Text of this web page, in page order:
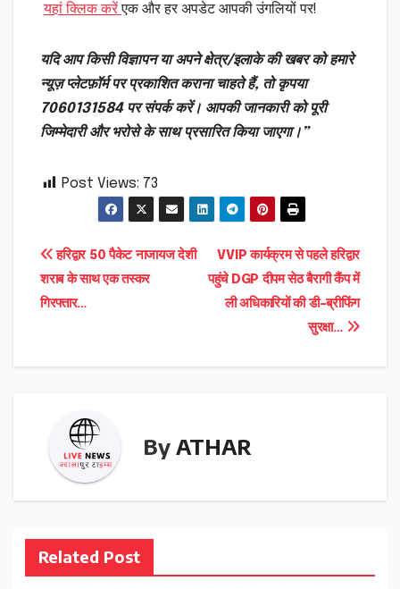
यहां क्लिक करेंएक और हर अपडेट आपकी उंगलियों पर!
यदि आप किसी विज्ञापन या अपने क्षेत्र/इलाके की खबर को हमारे
न्यूज़ प्लेटफ़ॉर्म पर प्रकाशित कराना चाहते हैं, तो कृपया
7060131584 पर संपर्क करें। आपकी जानकारी को पूरी
जिम्मेदारी और भरोसे के साथ प्रसारित किया जाएगा।”
Post Views: 73
Post
navigation
VVIP कार्यक्रम से पहले हरिद्वार
पहुंचे DGP दीपम सेठ बैरागी कैंप में
ली अधिकारियों की डी-ब्रीफिंग
सुरक्षा…
हरिद्वार 50 पैकेट नाजायज देशी
शराब के साथ एक तस्कर
गिरफ्तार…
By ATHAR
Related Post